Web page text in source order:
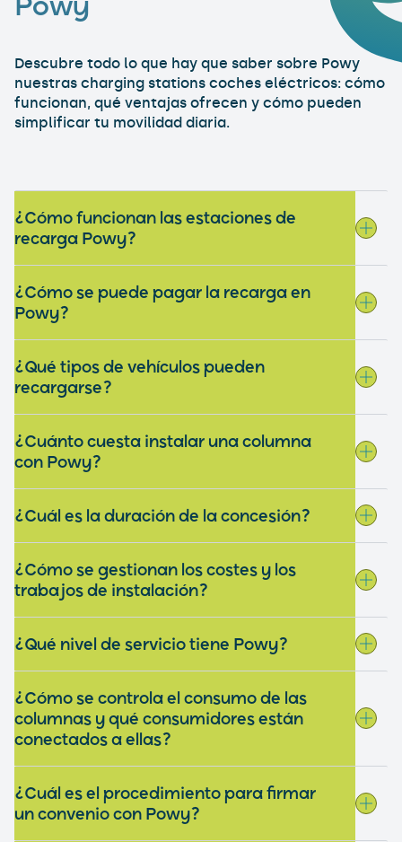
Powy
Descubre todo lo que hay que saber sobre Powy
nuestras charging stations coches eléctricos: cómo
funcionan, qué ventajas ofrecen y cómo pueden
simplificar tu movilidad diaria.
¿Cómo funcionan las estaciones de
recarga Powy?
¿Cómo se puede pagar la recarga en
Powy?
¿Qué tipos de vehículos pueden
recargarse?
¿Cuánto cuesta instalar una columna
con Powy?
¿Cuál es la duración de la concesión?
¿Cómo se gestionan los costes y los
trabajos de instalación?
¿Qué nivel de servicio tiene Powy?
¿Cómo se controla el consumo de las
columnas y qué consumidores están
conectados a ellas?
¿Cuál es el procedimiento para firmar
un convenio con Powy?